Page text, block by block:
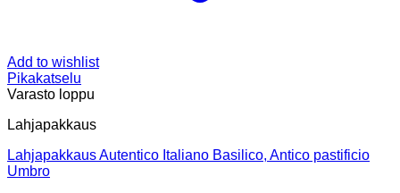
Add to wishlist
Pikakatselu
Varasto loppu
Lahjapakkaus
Lahjapakkaus Autentico Italiano Basilico, Antico pastificio
Umbro